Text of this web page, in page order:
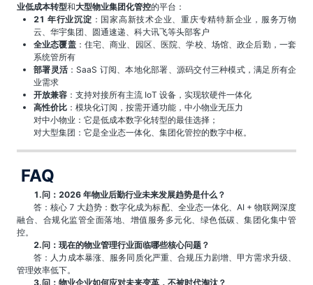
业低成本转型和大型物业集团化管控的平台：
21 年行业沉淀 ：国家高新技术企业、重庆专精特新企业，服务万物
云、华宇集团、圆通速递、科大讯飞等头部客户
全业态覆盖：住宅、商业、园区、医院、学校、场馆、政企后勤，一套
系统管所有
部署灵活 ：SaaS 订阅、本地化部署、源码交付三种模式，满足所有企
业需求
开放兼容 ：支持对接所有主流 IoT 设备，实现软硬件一体化
高性价比 ：模块化订阅，按需开通功能，中小物业无压力
对中小物业：它是低成本数字化转型的最佳选择；
对大型集团：它是全业态一体化、集团化管控的数字中枢。
FAQ
1.问：2026 年物业后勤行业未来发展趋势是什么？
答：核心 7 大趋势：数字化成为标配、全业态一体化、AI + 物联网深度
融合、合规化监管全面落地、增值服务多元化、绿色低碳、集团化集中管
控。
2.问：现在的物业管理行业面临哪些核心问题？
答：人力成本暴涨、服务同质化严重、合规压力剧增、甲方需求升级、
管理效率低下。
3.问：物业企业如何应对未来变革，不被时代淘汰？